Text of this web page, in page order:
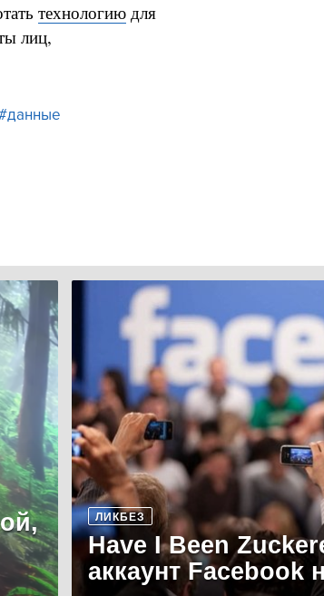
технологию для
лиц,
ЛИКБЕЗ
Have I Been
аккаунт Facebook